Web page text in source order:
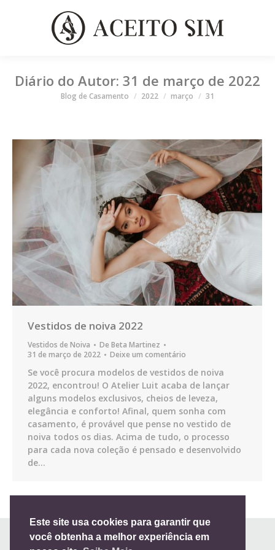
Diário do Autor: 31 de março de 2022
Você está aqui
Blog de Casamento 2022 março 31
Vestidos de noiva 2022
Vestidos de Noiva De Beta Martinez
31 de março de 2022
Deixe um comentário
Se você procura modelos de vestidos de noiva
2022, encontrou! O Atelier Luit acaba de lançar
alguns modelos exclusivos, cheios de leveza,
elegância e conforto! Afinal, quem sonha com
casamento, é provável que pense no vestido de
noiva todos os dias. Acima de tudo, o processo
para cada nova coleção é pensado e desenvolvido
de…
Este site usa cookies para garantir que
você obtenha a melhor experiência em